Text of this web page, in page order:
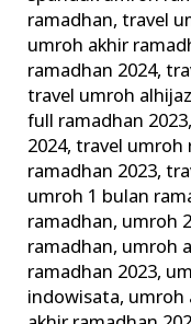
ramadhan,travel
umroh akhir
ramadhan 2024,
travel umroh
full ramadhan 2023
2024,travel umroh
ramadhan 2023,
umroh 1 bulan
ramadhan, umroh
ramadhan, umroh
ramadhan 2023,
indowisata, umroh